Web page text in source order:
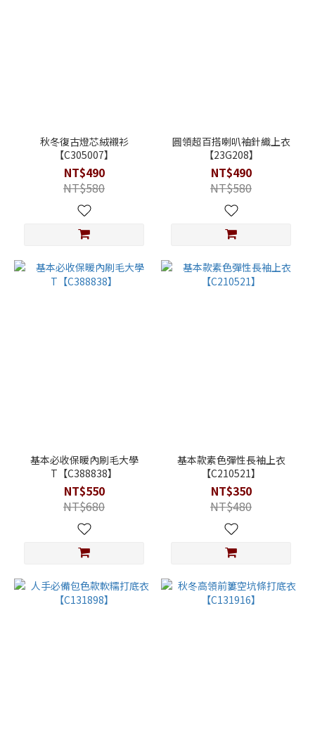
秋冬復古燈芯絨襯衫
【C305007】
NT$490
NT$580
圓領超百搭喇叭袖針織上衣
【23G208】
NT$490
NT$580
基本必收保暖內刷毛大學
T【C388838】
NT$550
NT$680
基本款素色彈性長袖上衣
【C210521】
NT$350
NT$480